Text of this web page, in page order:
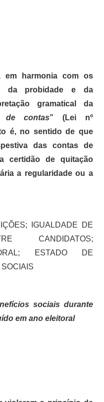
harmonia com os
da probidade e da
gramatical da
de contas” (Lei nº
é, no sentido de que
das contas de
certidão de quitação
a regularidade ou a
IGUALDADE DE
CANDIDATOS;
ESTADO DE
sociais durante
em ano eleitoral